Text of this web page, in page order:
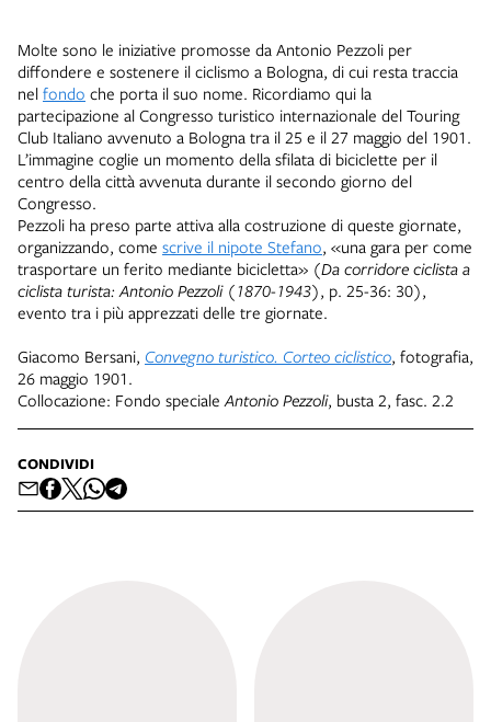
Molte sono le iniziative promosse da Antonio Pezzoli per
diffondere e sostenere il ciclismo a Bologna, di cui resta traccia
nel fondo che porta il suo nome. Ricordiamo qui la
partecipazione al Congresso turistico internazionale del Touring
Club Italiano avvenuto a Bologna tra il 25 e il 27 maggio del 1901.
L’immagine coglie un momento della sfilata di biciclette per il
centro della città avvenuta durante il secondo giorno del
Congresso.
Pezzoli ha preso parte attiva alla costruzione di queste giornate,
organizzando, come scrive il nipote Stefano, «una gara per come
trasportare un ferito mediante bicicletta» (Da corridore ciclista a
ciclista turista: Antonio Pezzoli (1870-1943), p. 25-36: 30),
evento tra i più apprezzati delle tre giornate.
Giacomo Bersani, Convegno turistico. Corteo ciclistico, fotografia,
26 maggio 1901.
Collocazione: Fondo speciale Antonio Pezzoli, busta 2, fasc. 2.2
CONDIVIDI